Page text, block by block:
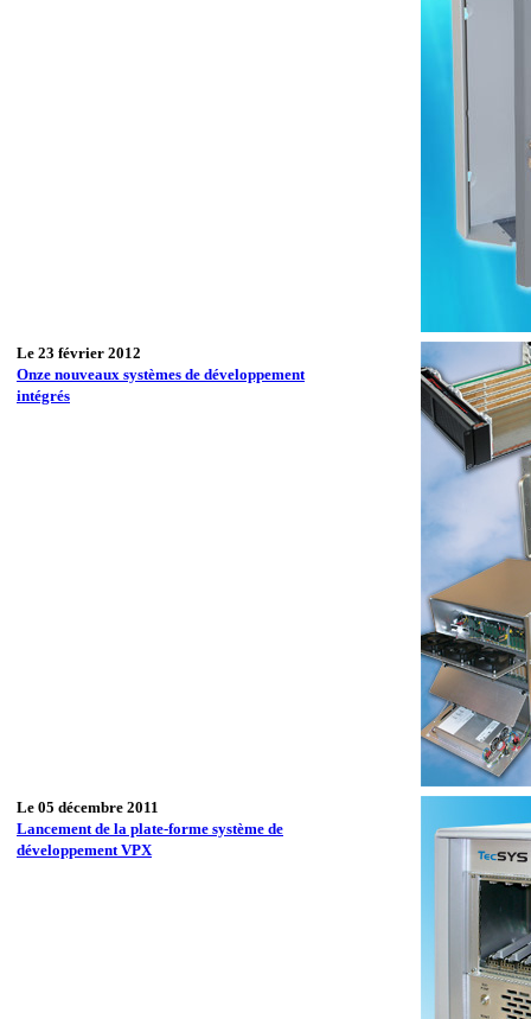
Le 23 février 2012
Onze nouveaux systèmes de développement
intégrés
Le 05 décembre 2011
Lancement de la plate-forme système de
développement VPX